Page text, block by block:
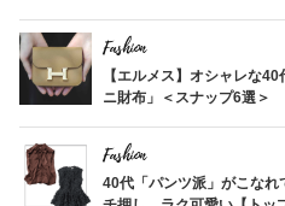
Fashion
【エルメス】オシャレな
ニ財布」＜スナップ6選＞
Fashion
40代「パンツ派」がこなれ